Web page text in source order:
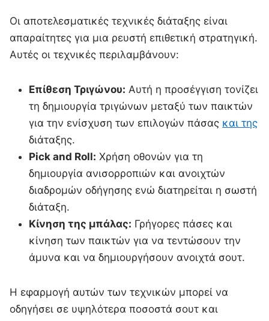
Οι αποτελεσματικές τεχνικές διάταξης είναι
απαραίτητες για μια ρευστή επιθετική στρατηγική.
Αυτές οι τεχνικές περιλαμβάνουν:
Επίθεση Τριγώνου: Αυτή η προσέγγιση τονίζει
τη δημιουργία τριγώνων μεταξύ των παικτών
για την ενίσχυση των επιλογών πάσας και της
διάταξης.
Pick and Roll: Χρήση οθονών για τη
δημιουργία ανισορροπιών και ανοιχτών
διαδρομών οδήγησης ενώ διατηρείται η σωστή
διάταξη.
Κίνηση της μπάλας: Γρήγορες πάσες και
κίνηση των παικτών για να τεντώσουν την
άμυνα και να δημιουργήσουν ανοιχτά σουτ.
Η εφαρμογή αυτών των τεχνικών μπορεί να
οδηγήσει σε υψηλότερα ποσοστά σουτ και